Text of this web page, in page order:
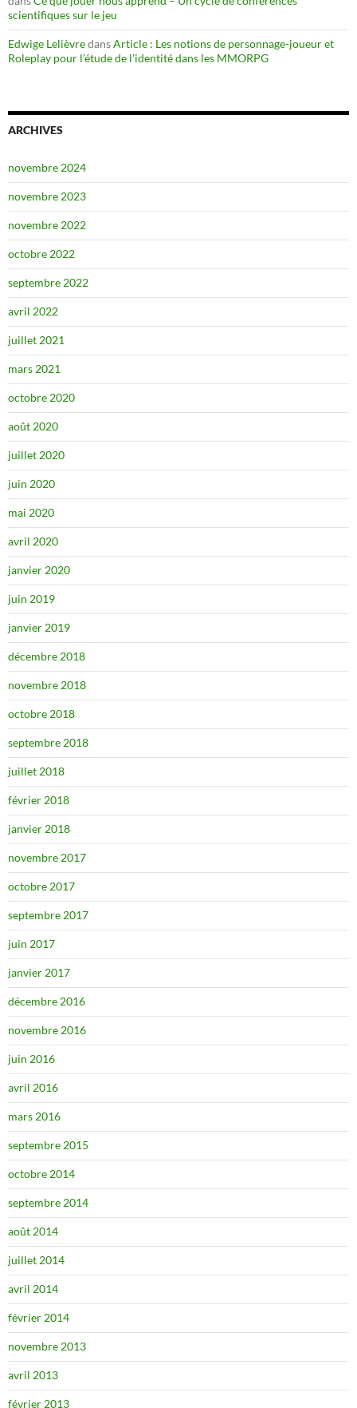
scientifiques sur le jeu
Edwige LelièvredansArticle : Les notions de personnage-joueur et
Roleplay pour l’étude de l’identité dans les MMORPG
ARCHIVES
novembre 2024
novembre 2023
novembre 2022
octobre 2022
septembre 2022
avril 2022
juillet 2021
mars 2021
octobre 2020
août 2020
juillet 2020
juin 2020
mai 2020
avril 2020
janvier 2020
juin 2019
janvier 2019
décembre 2018
novembre 2018
octobre 2018
septembre 2018
juillet 2018
février 2018
janvier 2018
novembre 2017
octobre 2017
septembre 2017
juin 2017
janvier 2017
décembre 2016
novembre 2016
juin 2016
avril 2016
mars 2016
septembre 2015
octobre 2014
septembre 2014
août 2014
juillet 2014
avril 2014
février 2014
novembre 2013
avril 2013
février 2013